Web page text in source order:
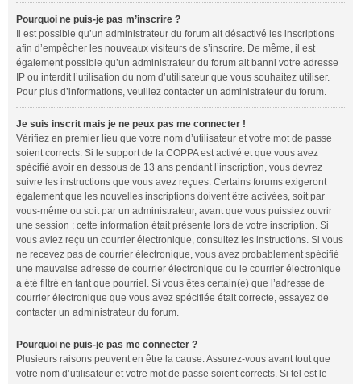
Pourquoi ne puis-je pas m’inscrire ?
Il est possible qu’un administrateur du forum ait désactivé les inscriptions
afin d’empêcher les nouveaux visiteurs de s’inscrire. De même, il est
également possible qu’un administrateur du forum ait banni votre adresse
IP ou interdit l’utilisation du nom d’utilisateur que vous souhaitez utiliser.
Pour plus d’informations, veuillez contacter un administrateur du forum.
Je suis inscrit mais je ne peux pas me connecter !
Vérifiez en premier lieu que votre nom d’utilisateur et votre mot de passe
soient corrects. Si le support de la COPPA est activé et que vous avez
spécifié avoir en dessous de 13 ans pendant l’inscription, vous devrez
suivre les instructions que vous avez reçues. Certains forums exigeront
également que les nouvelles inscriptions doivent être activées, soit par
vous-même ou soit par un administrateur, avant que vous puissiez ouvrir
une session ; cette information était présente lors de votre inscription. Si
vous aviez reçu un courrier électronique, consultez les instructions. Si vous
ne recevez pas de courrier électronique, vous avez probablement spécifié
une mauvaise adresse de courrier électronique ou le courrier électronique
a été filtré en tant que pourriel. Si vous êtes certain(e) que l’adresse de
courrier électronique que vous avez spécifiée était correcte, essayez de
contacter un administrateur du forum.
Pourquoi ne puis-je pas me connecter ?
Plusieurs raisons peuvent en être la cause. Assurez-vous avant tout que
votre nom d’utilisateur et votre mot de passe soient corrects. Si tel est le